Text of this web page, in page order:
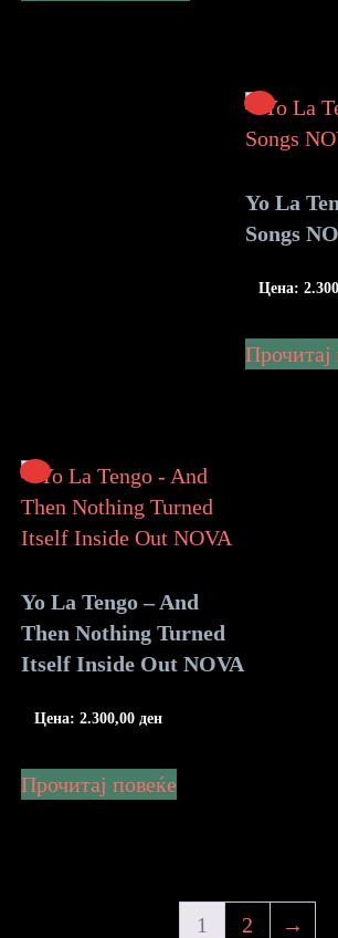
Yo La
Songs
Цена:
Прочитај
Yo La Tengo – And
Then Nothing Turned
Itself Inside Out NOVA
Цена: 2.300,00 ден
Прочитај повеќе
1 2 →